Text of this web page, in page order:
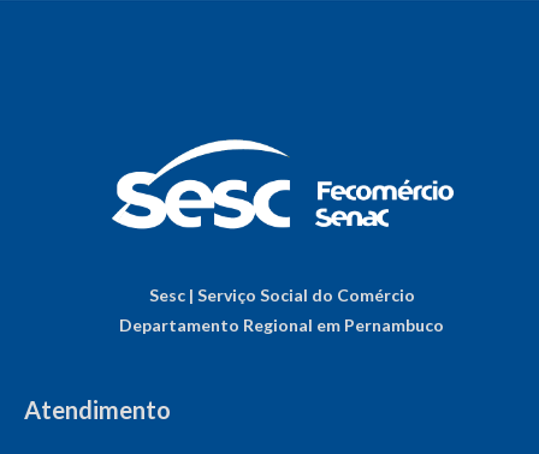
Sesc | Serviço Social do Comércio
Departamento Regional em Pernambuco
Atendimento